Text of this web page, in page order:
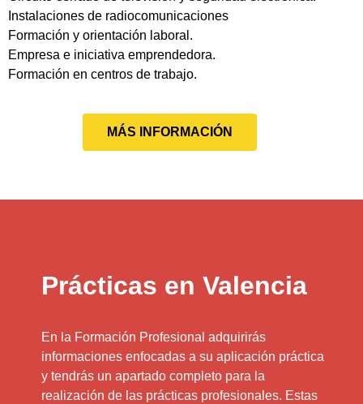
Instalaciones de radiocomunicaciones
Formación y orientación laboral.
Empresa e iniciativa emprendedora.
Formación en centros de trabajo.
MÁS INFORMACIÓN
Prácticas en Valencia
En la Formación Profesional adquirirás
informaciones enfocadas a su aplicación práctica
y tendrás un apartado completo para la
realización de las prácticas profesionales. Estas